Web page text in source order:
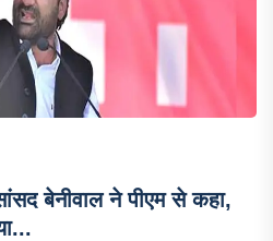
बेनीवाल ने पीएम से कहा,